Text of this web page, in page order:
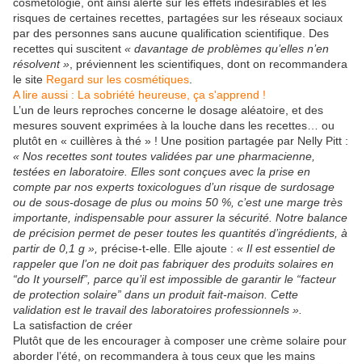
risques de certaines recettes, partagées sur les réseaux sociaux
par des personnes sans aucune qualification scientifique. Des
recettes qui suscitent « davantage de problèmes qu’elles n’en
résolvent » , préviennent les scientifiques, dont on recommandera
le site Regard sur les cosmétiques
A lire aussi : La sobriété heureuse, ça s'apprend !
L’un de leurs reproches concerne le dosage aléatoire, et des
mesures souvent exprimées à la louche dans les recettes… ou
plutôt en « cuillères à thé » ! Une position partagée par Nelly Pitt :
« Nos recettes sont toutes validées par une pharmacienne,
testées en laboratoire. Elles sont conçues avec la prise en
compte par nos experts toxicologues d’un risque de surdosage
ou de sous-dosage de plus ou moins 50 %, c’est une marge très
importante, indispensable pour assurer la sécurité. Notre balance
de précision permet de peser toutes les quantités d’ingrédients, à
partir de 0,1 g », précise-t-elle. Elle ajoute : « Il est essentiel de
rappeler que l’on ne doit pas fabriquer des produits solaires en
“do It yourself”, parce qu’il est impossible de garantir le “facteur
de protection solaire” dans un produit fait-maison. Cette
validation est le travail des laboratoires professionnels ».
La satisfaction de créer
Plutôt que de les encourager à composer une crème solaire pour
aborder l’été, on recommandera à tous ceux que les mains